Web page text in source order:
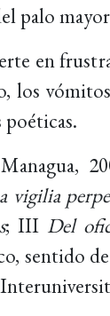
palo
en
los
vigilia
; III Del
sentido